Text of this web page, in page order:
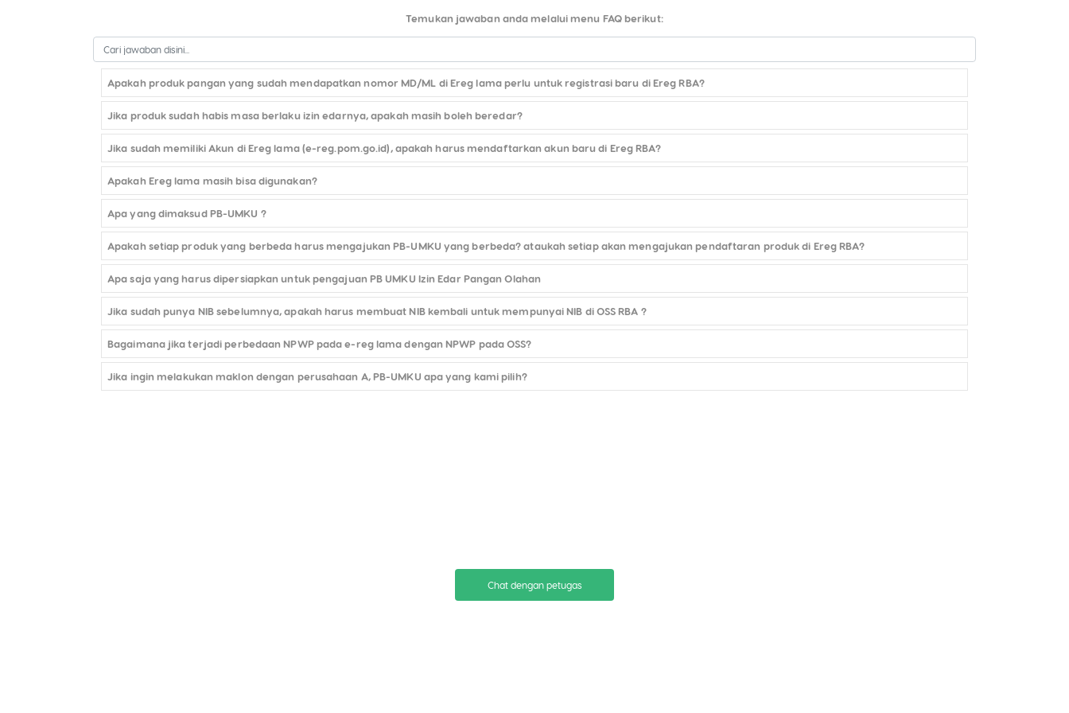
Temukan jawaban anda melalui menu FAQ berikut:
Apakah produk pangan yang sudah mendapatkan nomor MD/ML di Ereg lama perlu untuk registrasi baru di Ereg RBA?
Jika produk sudah habis masa berlaku izin edarnya, apakah masih boleh beredar?
Jika sudah memiliki Akun di Ereg lama (e-reg.pom.go.id), apakah harus mendaftarkan akun baru di Ereg RBA?
Apakah Ereg lama masih bisa digunakan?
Apa yang dimaksud PB-UMKU ?
Apakah setiap produk yang berbeda harus mengajukan PB-UMKU yang berbeda? ataukah setiap akan mengajukan pendaftaran produk di Ereg RBA?
Apa saja yang harus dipersiapkan untuk pengajuan PB UMKU Izin Edar Pangan Olahan
Jika sudah punya NIB sebelumnya, apakah harus membuat NIB kembali untuk mempunyai NIB di OSS RBA ?
Bagaimana jika terjadi perbedaan NPWP pada e-reg lama dengan NPWP pada OSS?
Jika ingin melakukan maklon dengan perusahaan A, PB-UMKU apa yang kami pilih?
Chat dengan petugas